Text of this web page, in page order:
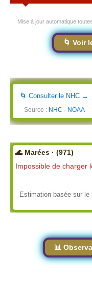
Mise à jour automatique
🌀 Voir
🌀 Consulter le NHC →
Source : NHC - NOAA
🌊 Marées · (971)
Impossible de charger
Estimation basée sur le
📊